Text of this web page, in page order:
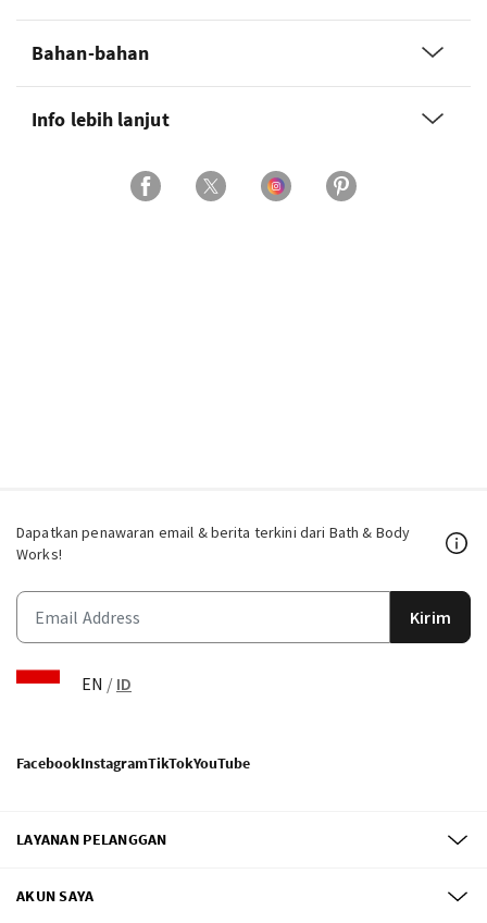
Bahan-bahan
Info lebih lanjut
Dapatkan penawaran email & berita terkini dari Bath & Body
Works!
Kirim
EN / ID
FacebookInstagramTikTokYouTube
LAYANAN PELANGGAN
AKUN SAYA